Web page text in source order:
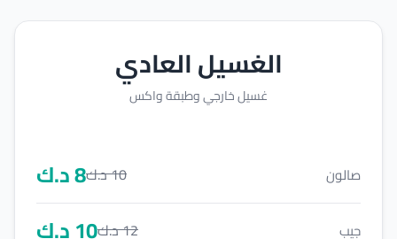
الغسيل العادي
غسيل خارجي وطبقة واكس
صالون 10د.ك8د.ك
جيب 12د.ك10د.ك